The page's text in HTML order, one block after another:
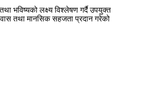
भविष्यको लक्ष्य विश्लेषण गर्दै उपयुक्त
तथा मानसिक सहजता प्रदान गरेको